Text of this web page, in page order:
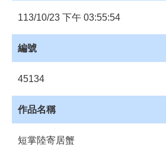
入
網
站
覽
113/10/23 下午 03:55:54
編號
45134
作品名稱
短掌陸寄居蟹